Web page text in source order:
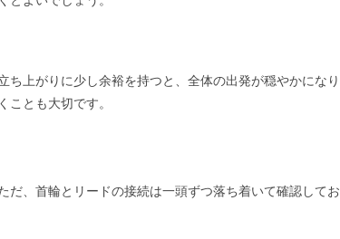
上がりに少し余裕を持つと、全体の出発が穏やかになり
とも大切です。
、首輪とリードの接続は一頭ずつ落ち着いて確認してお